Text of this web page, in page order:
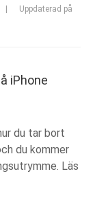
Uppdaterad på
iPhone
du tar bort
du kommer
Läs